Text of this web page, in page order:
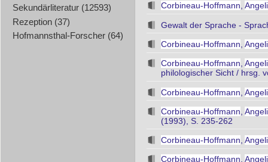
Sekundärliteratur (12593)
Rezeption (37)
Hofmannsthal-Forscher (64)
Corbineau-Hoffmann,
Gewalt der Sprache -
Corbineau-Hoffmann
Corbineau-Hoffmann,
philologischer Sicht / hrsg.
Corbineau-Hoffmann
Corbineau-Hoffmann
(1993), S. 235-262
Corbineau-Hoffmann
Corbineau-Hoffmann,